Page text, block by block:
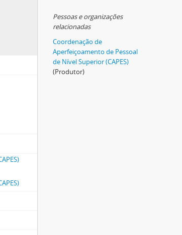
Pessoas e organizações
relacionadas
Coordenação de
Aperfeiçoamento de Pessoal
de Nível Superior (CAPES)
(Produtor)